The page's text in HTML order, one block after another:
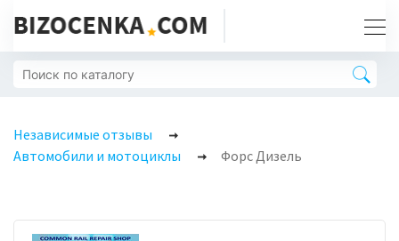
Независимые отзывы
Автомобили и мотоциклы
Форс Дизель